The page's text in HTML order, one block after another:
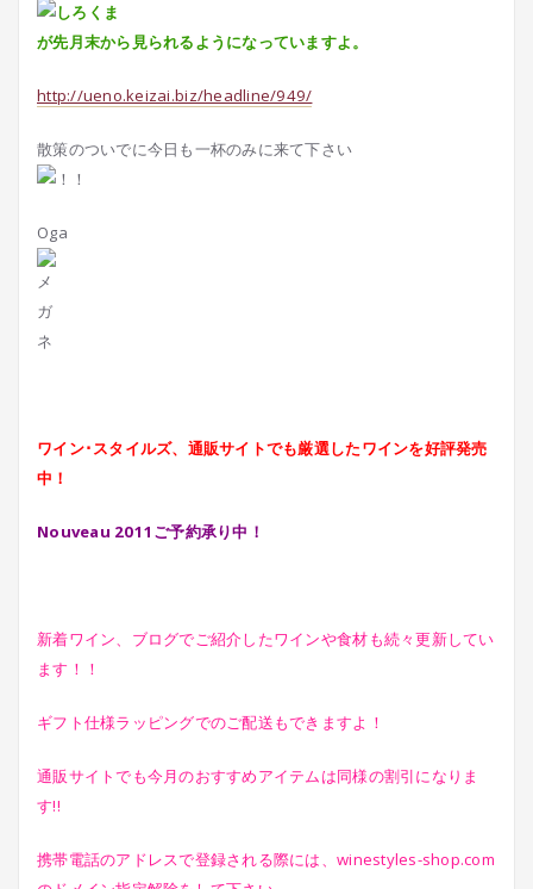
が先月末から見られるようになっていますよ。
http://ueno.keizai.biz/headline/949/
散策のついでに今日も一杯のみに来て下さい
Oga
ワイン･スタイルズ、通販サイトでも厳選したワインを好評発売
中！
Nouveau 2011ご予約承り中！
新着ワイン、ブログでご紹介したワインや食材も続々更新してい
ます！！
ギフト仕様ラッピングでのご配送もできますよ！
通販サイトでも今月のおすすめアイテムは同様の割引になりま
す!!
携帯電話のアドレスで登録される際には、winestyles-shop.com